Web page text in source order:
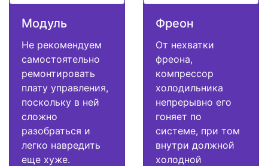
Модуль
Не рекомендуем
самостоятельно
ремонтировать
плату управления,
поскольку в ней
сложно
разобраться и
легко навредить
еще хуже.
Фреон
От нехватки
фреона,
компрессор
холодильника
непрерывно его
гоняет по
системе, при том
внутри должной
холодной